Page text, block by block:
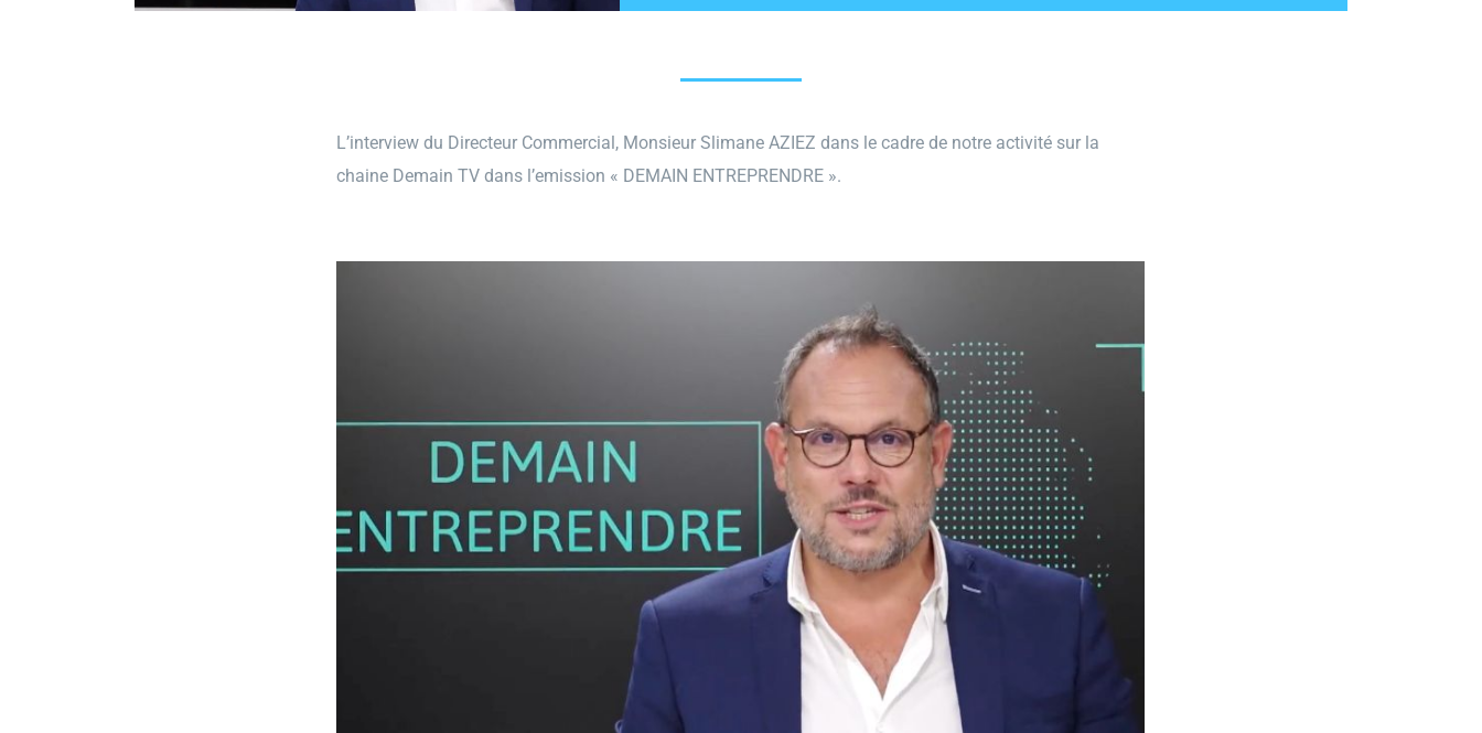
Actualités
L’interview du Directeur Commercial, Monsieur Slimane AZIEZ dans le cadre de notre activité sur la
chaine Demain TV dans l’emission « DEMAIN ENTREPRENDRE ».